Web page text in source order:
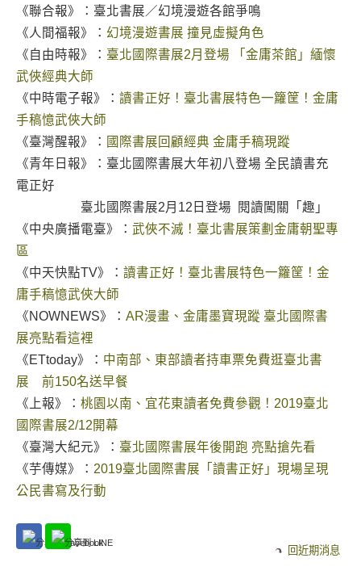
《聯合報》：臺北書展／幻境漫遊各館爭鳴
《人間福報》： 幻境漫遊書展 撞見虛擬角色
《自由時報》： 臺北國際書展2月登場 「金庸茶館」緬懷
武俠經典大師
《中時電子報》： 讀書正好！臺北書展特色一籮筐！金庸
手稿憶武俠大師
《臺灣醒報》： 國際書展回顧經典 金庸手稿現蹤
《青年日報》：臺北國際書展大年初八登場 全民讀書充
電正好
臺北國際書展2月12日登場 閱讀闖關「趣」
《中央廣播電臺》： 武俠不滅！臺北書展策劃金庸朝聖專
區
《中天快點TV》： 讀書正好！臺北書展特色一籮筐！金
庸手稿憶武俠大師
《NOWNEWS》： AR漫畫、金庸墨寶現蹤 臺北國際書
展亮點看這裡
《ETtoday》： 中南部、東部讀者持車票免費逛臺北書
展 前150名送早餐
《上報》： 桃園以南、宜花東讀者免費參觀！2019臺北
國際書展2/12開幕
《臺灣大紀元》： 臺北國際書展年後開跑 亮點搶先看
《芋傳媒》： 2019臺北國際書展「讀書正好」現場呈現
公民書寫及行動
回近期消息